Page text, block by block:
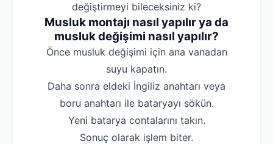
değiştirmeyi bileceksiniz ki?
Musluk montajı nasıl yapılır ya da
musluk değişimi nasıl yapılır?
‌Önce musluk değişimi için ana vanadan
suyu kapatın.
‌Daha sonra eldeki İngiliz anahtarı veya
boru anahtarı ile bataryayı sökün.
‌Yeni batarya contalarını takın.
‌Sonuç olarak işlem biter.